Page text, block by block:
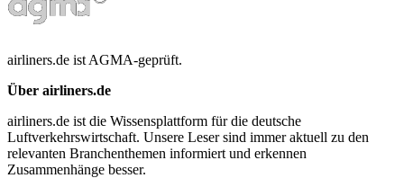
airliners.de ist AGMA-geprüft.
Über airliners.de
airliners.de ist die Wissensplattform für die deutsche
Luftverkehrswirtschaft. Unsere Leser sind immer aktuell zu den
relevanten Branchenthemen informiert und erkennen
Zusammenhänge besser.